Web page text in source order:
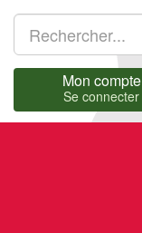
Mon compte
Se connecter